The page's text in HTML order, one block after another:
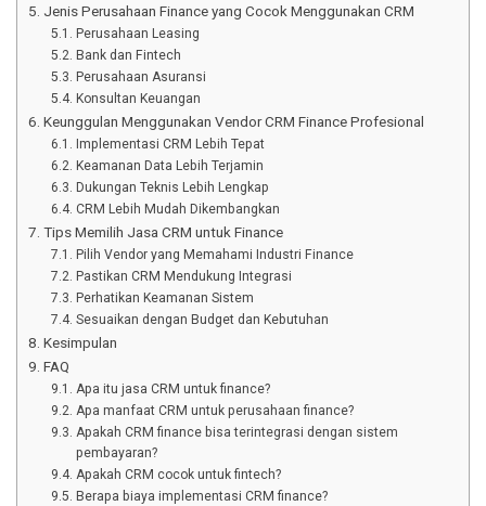
Jenis Perusahaan Finance yang Cocok Menggunakan CRM
Perusahaan Leasing
Bank dan Fintech
Perusahaan Asuransi
Konsultan Keuangan
Keunggulan Menggunakan Vendor CRM Finance Profesional
Implementasi CRM Lebih Tepat
Keamanan Data Lebih Terjamin
Dukungan Teknis Lebih Lengkap
CRM Lebih Mudah Dikembangkan
Tips Memilih Jasa CRM untuk Finance
Pilih Vendor yang Memahami Industri Finance
Pastikan CRM Mendukung Integrasi
Perhatikan Keamanan Sistem
Sesuaikan dengan Budget dan Kebutuhan
Kesimpulan
FAQ
Apa itu jasa CRM untuk finance?
Apa manfaat CRM untuk perusahaan finance?
Apakah CRM finance bisa terintegrasi dengan sistem
pembayaran?
Apakah CRM cocok untuk fintech?
Berapa biaya implementasi CRM finance?